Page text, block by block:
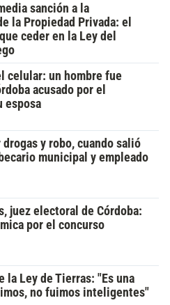
sanción a la
la Propiedad Privada: el
ceder en la Ley del
celular: un hombre fue
acusado por el
esposa
drogas y robo, cuando salió
municipal y empleado
juez electoral de Córdoba:
por el concurso
la Ley de Tierras: "Es una
no fuimos inteligentes"